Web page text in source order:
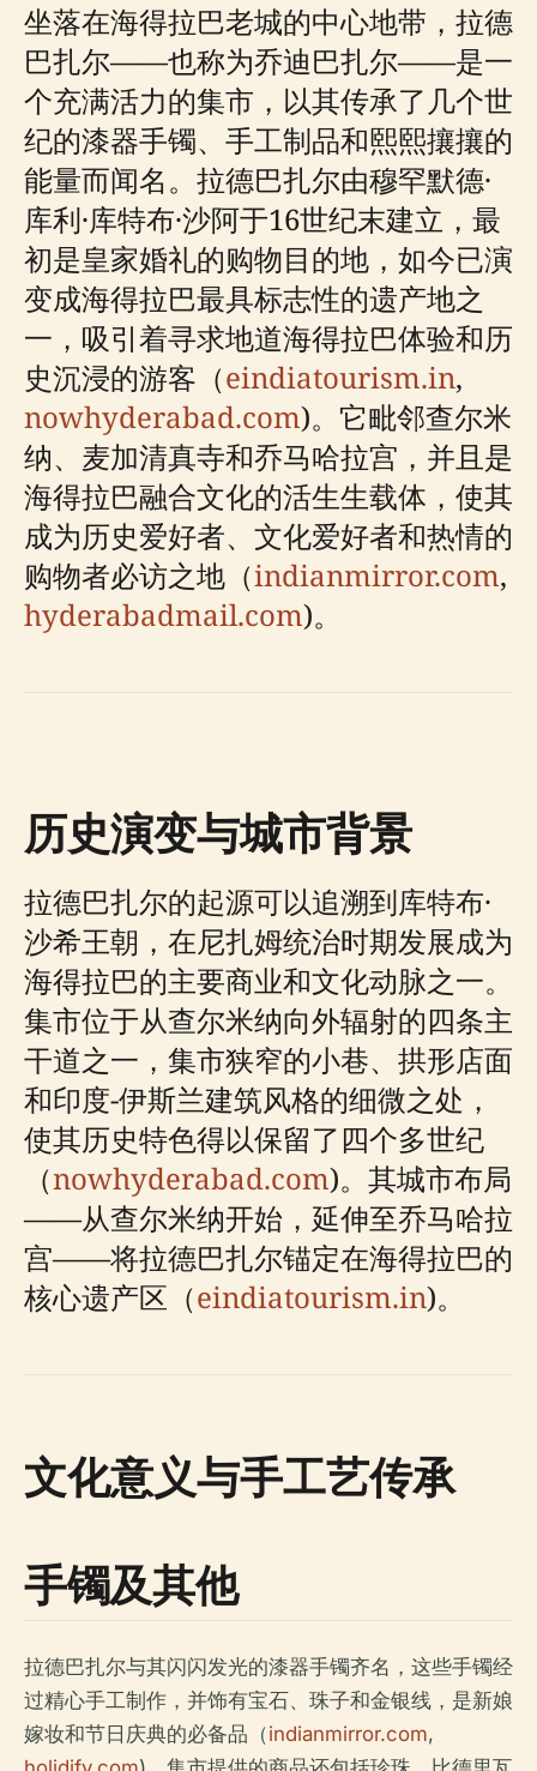
坐落在海得拉巴老城的中心地带，拉德
巴扎尔——也称为乔迪巴扎尔——是一
个充满活力的集市，以其传承了几个世
纪的漆器手镯、手工制品和熙熙攘攘的
能量而闻名。拉德巴扎尔由穆罕默德·
库利·库特布·沙阿于16世纪末建立，最
初是皇家婚礼的购物目的地，如今已演
变成海得拉巴最具标志性的遗产地之
一，吸引着寻求地道海得拉巴体验和历
史沉浸的游客（eindiatourism.in,
nowhyderabad.com)。它毗邻查尔米
纳、麦加清真寺和乔马哈拉宫，并且是
海得拉巴融合文化的活生生载体，使其
成为历史爱好者、文化爱好者和热情的
购物者必访之地（indianmirror.com,
hyderabadmail.com)。
历史演变与城市背景
拉德巴扎尔的起源可以追溯到库特布·
沙希王朝，在尼扎姆统治时期发展成为
海得拉巴的主要商业和文化动脉之一。
集市位于从查尔米纳向外辐射的四条主
干道之一，集市狭窄的小巷、拱形店面
和印度-伊斯兰建筑风格的细微之处，
使其历史特色得以保留了四个多世纪
（nowhyderabad.com)。其城市布局
——从查尔米纳开始，延伸至乔马哈拉
宫——将拉德巴扎尔锚定在海得拉巴的
核心遗产区（eindiatourism.in)。
文化意义与手工艺传承
手镯及其他
拉德巴扎尔与其闪闪发光的漆器手镯齐名，这些手镯经
过精心手工制作，并饰有宝石、珠子和金银线，是新娘
嫁妆和节日庆典的必备品（indianmirror.com,